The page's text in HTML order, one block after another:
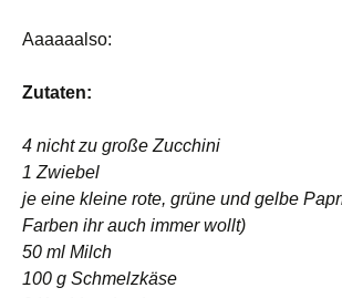
Aaaaaalso:
Zutaten:
4 nicht zu große Zucchini
1 Zwiebel
je eine kleine rote, grüne und gelbe
Farben ihr auch immer wollt)
50 ml Milch
100 g Schmelzkäse